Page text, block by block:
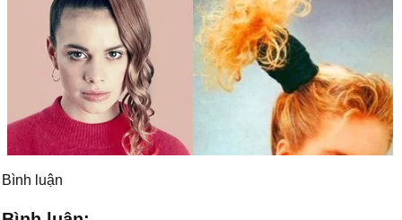
Bình luận